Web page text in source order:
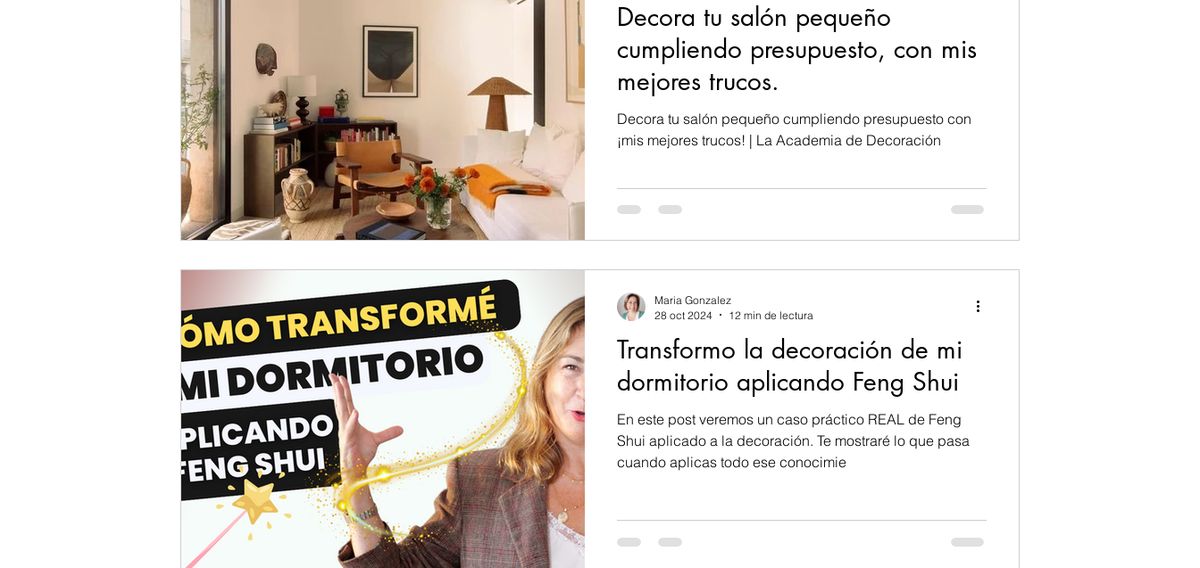
Decora tu salón pequeño
cumpliendo presupuesto, con mis
mejores trucos.
Decora tu salón pequeño cumpliendo presupuesto con
¡mis mejores trucos! | La Academia de Decoración
Transformo la decoración de mi
dormitorio aplicando Feng Shui
En este post veremos un caso práctico REAL de Feng
Shui aplicado a la decoración. Te mostraré lo que pasa
cuando aplicas todo ese conocimie
Maria Gonzalez
28 oct 2024
12 min de lectura